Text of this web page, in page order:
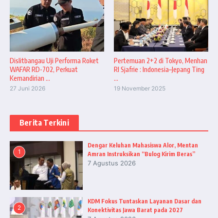
Dislitbangau Uji Performa Roket
WAFAR RD-702, Perkuat
Kemandirian ...
27 Juni 2026
Pertemuan 2+2 di Tokyo, Menhan
RI Sjafrie : Indonesia–Jepang Ting
...
19 November 2025
Berita Terkini
1
Dengar Keluhan Mahasiswa Alor, Mentan
Amran Instruksikan “Bulog Kirim Beras”
7 Agustus 2026
2
KDM Fokus Tuntaskan Layanan Dasar dan
Konektivitas Jawa Barat pada 2027